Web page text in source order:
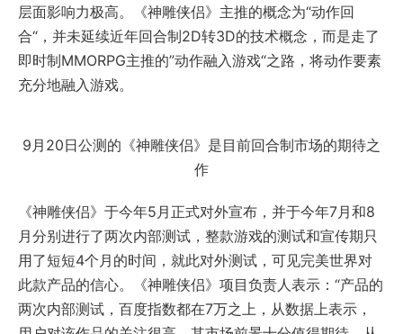
层面影响力极高。《神雕侠侣》主推的概念为“动作回
合“，并未延续近年回合制2D转3D的技术概念，而是走了
即时制MMORPG主推的”动作融入游戏“之路，将动作要素
充分地融入游戏。
9月20日公测的《神雕侠侣》是目前回合制市场的期待之
作
《神雕侠侣》于今年5月正式对外宣布，并于今年7月和8
月分别进行了两次内部测试，整款游戏的测试和宣传期只
用了短短4个月的时间，就此对外测试，可见完美世界对
此款产品的信心。《神雕侠侣》项目负责人表示：“产品的
两次内部测试，百度指数都在7万之上，从数据上表示，